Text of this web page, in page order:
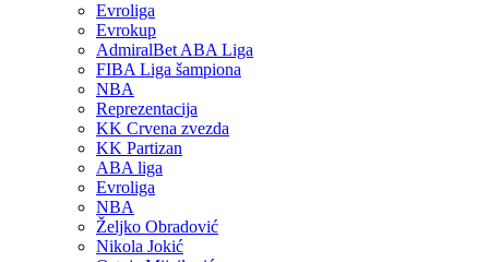
Evroliga
Evrokup
AdmiralBet ABA Liga
FIBA Liga šampiona
NBA
Reprezentacija
KK Crvena zvezda
KK Partizan
ABA liga
Evroliga
NBA
Željko Obradović
Nikola Jokić